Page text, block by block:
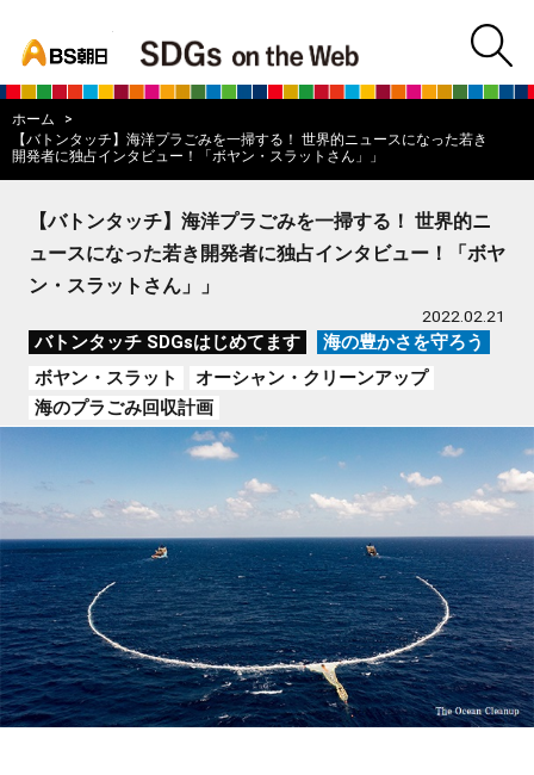
BS朝日SDGs
ホーム
【バトンタッチ】海洋プラごみを一掃する！ 世界的ニュースになった若き
開発者に独占インタビュー！「ボヤン・スラットさん」」
【バトンタッチ】海洋プラごみを一掃する！ 世界的ニ
ュースになった若き開発者に独占インタビュー！「ボヤ
ン・スラットさん」」
2022.02.21
バトンタッチ SDGsはじめてます
海の豊かさを守ろう
ボヤン・スラット
オーシャン・クリーンアップ
海のプラごみ回収計画